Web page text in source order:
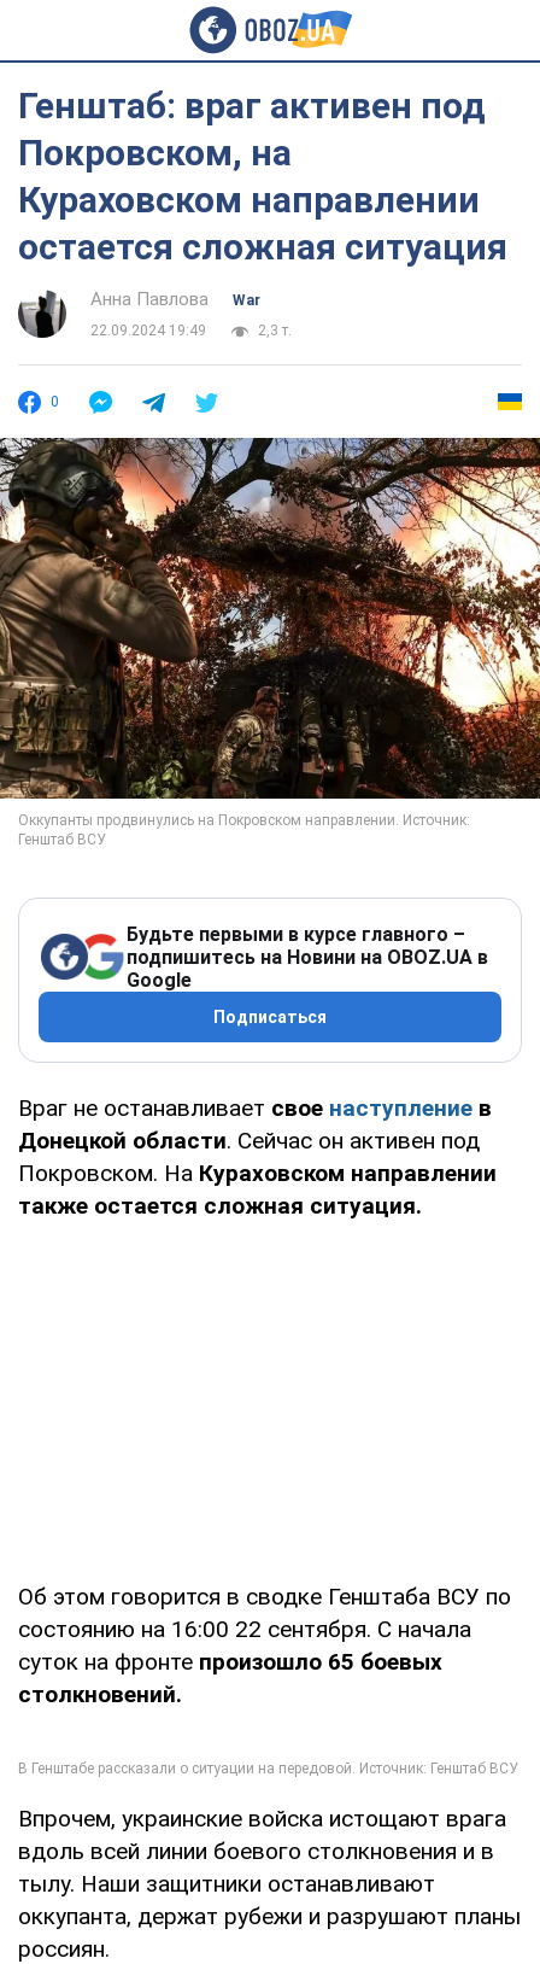
Генштаб: враг активен под
Покровском, на
Кураховском направлении
остается сложная ситуация
Анна Павлова
War
22.09.2024 19:49
2,3 т.
0
Будьте первыми в курсе главного –
подпишитесь на Новини на OBOZ.UA в
Google
Подписаться
Враг не останавливает свое наступление в
Донецкой области. Сейчас он активен под
Покровском. На Кураховском направлении
также остается сложная ситуация.
Об этом говорится в сводке Генштаба ВСУ по
состоянию на 16:00 22 сентября. С начала
суток на фронте произошло 65 боевых
столкновений.
Впрочем, украинские войска истощают врага
вдоль всей линии боевого столкновения и в
тылу. Наши защитники останавливают
оккупанта, держат рубежи и разрушают планы
россиян.